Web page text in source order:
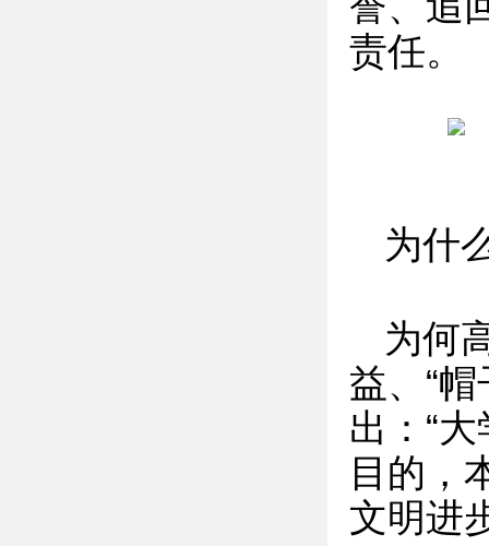
责任。
为什
为何
益、“
出：“
目的，
文明进